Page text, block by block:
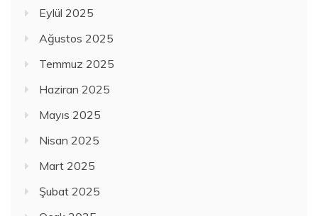
Eylül 2025
Ağustos 2025
Temmuz 2025
Haziran 2025
Mayıs 2025
Nisan 2025
Mart 2025
Şubat 2025